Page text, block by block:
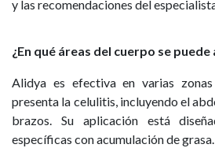
y las recomendaciones del
¿En qué áreas del cuerpo se
Alidya es efectiva en varias
presenta la celulitis, incluyendo el
brazos. Su aplicación está
específicas con acumulación de grasa.